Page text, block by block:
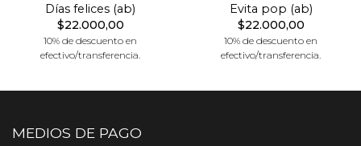
Días felices (ab)
$22.000,00
10% de descuento en
efectivo/transferencia.
Evita pop (ab)
$22.000,00
10% de descuento en
efectivo/transferencia.
MEDIOS DE PAGO